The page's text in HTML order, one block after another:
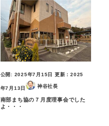
公開: 2025年7月15日 更新：2025
年7月13日 神谷社長
南部まち協の７月度理事会でした
よ・・・